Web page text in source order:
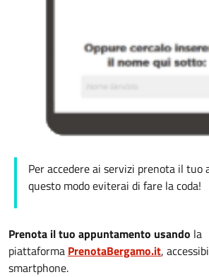
Per accedere ai servizi prenota il tuo
questo modo eviterai di fare la coda!
Prenota il tuo appuntamento usando la
piattaforma PrenotaBergamo.it,
smartphone.